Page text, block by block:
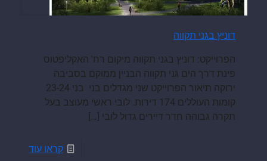
דוניץ בגני תקווה
הפרוייקט: דוניץ בגני תקווה מיקום רח' האקליפטוס
פינת דרך הים גני תקווה הבניין ממוקם בסביבה
ירוקה תיאור הפרוייקט שני מגדלים בני בני 23-24
קומות העוללים 174 דירות. לובי ראשי מעוצב בעל
תקרה גבוהה חדר דיירים גדול לובי […]
קראו עוד